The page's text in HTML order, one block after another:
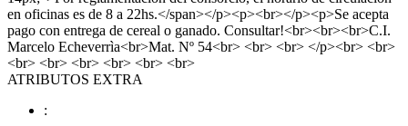
en oficinas es de 8 a 22hs.</span></p><p><br></p><p>Se acepta
pago con entrega de cereal o ganado. Consultar!<br><br><br>C.I.
Marcelo Echeverrìa<br>Mat. Nº 54<br> <br> <br> </p><br> <br>
<br> <br> <br> <br> <br> <br>
ATRIBUTOS EXTRA
: